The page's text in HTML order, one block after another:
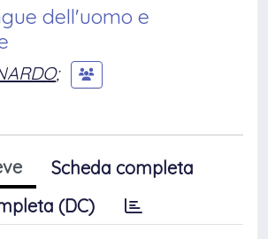
dell'uomo e
;
Scheda completa
(DC)